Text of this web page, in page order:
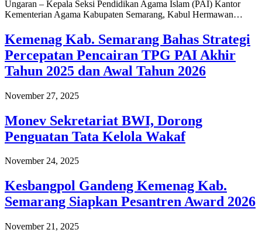
Ungaran – Kepala Seksi Pendidikan Agama Islam (PAI) Kantor
Kementerian Agama Kabupaten Semarang, Kabul Hermawan…
Kemenag Kab. Semarang Bahas Strategi
Percepatan Pencairan TPG PAI Akhir
Tahun 2025 dan Awal Tahun 2026
November 27, 2025
Monev Sekretariat BWI, Dorong
Penguatan Tata Kelola Wakaf
November 24, 2025
Kesbangpol Gandeng Kemenag Kab.
Semarang Siapkan Pesantren Award 2026
November 21, 2025